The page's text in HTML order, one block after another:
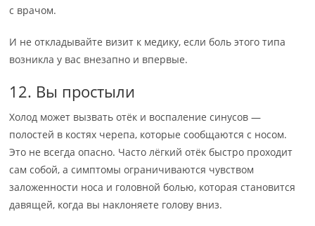
с врачом.
И не откладывайте визит к медику, если боль этого типа
возникла у вас внезапно и впервые.
12. Вы простыли
Холод может вызвать отёк и воспаление синусов —
полостей в костях черепа, которые сообщаются с носом.
Это не всегда опасно. Часто лёгкий отёк быстро проходит
сам собой, а симптомы ограничиваются чувством
заложенности носа и головной болью, которая становится
давящей, когда вы наклоняете голову вниз.